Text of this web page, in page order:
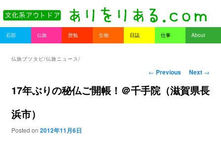
Main menu
Skip to primary content
Skip to secondary content
石部 仏旅 歴勉 生物 日誌 仕事 About
仏旅ブツタビ/仏旅ニュース/
Post navigation
← Previous Next →
17年ぶりの秘仏ご開帳！＠千手院（滋賀県長
浜市）
Posted on 2012年11月6日